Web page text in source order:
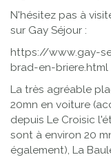
N'hésitez pas à
sur Gay Séjour :
https://www.gay-
brad-en-briere.html
La très agréable
20mn en voiture
depuis Le Croisic
sont à environ 20
également), La